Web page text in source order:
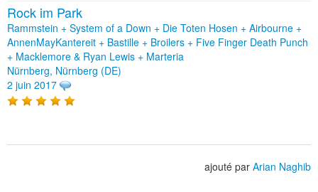
Rock im Park
Rammstein + System of a Down + Die Toten Hosen + Airbourne +
AnnenMayKantereit + Bastille + Broilers + Five Finger Death Punch
+ Macklemore & Ryan Lewis + Marteria
Nürnberg, Nürnberg (DE)
2 juin 2017
ajouté par Arian Naghib